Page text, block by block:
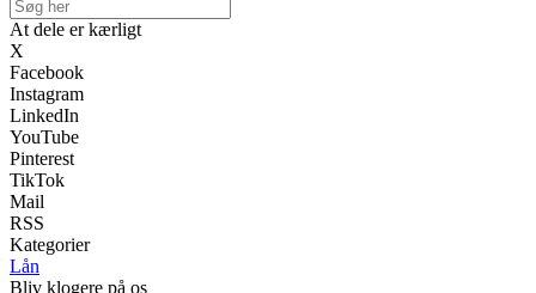
At dele er kærligt
X
Facebook
Instagram
LinkedIn
YouTube
Pinterest
TikTok
Mail
RSS
Kategorier
Lån
Bliv klogere på os